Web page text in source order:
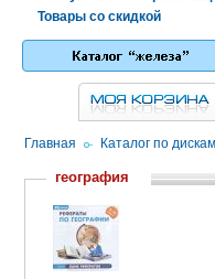
Товары со скидкой
Главная / Каталог по дискам
география